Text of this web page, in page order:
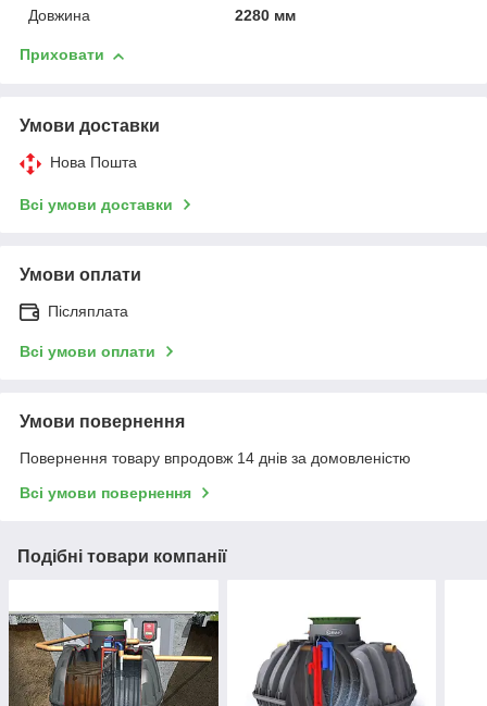
Довжина
2280 мм
Приховати
Умови доставки
Нова Пошта
Всі умови доставки
Умови оплати
Післяплата
Всі умови оплати
Умови повернення
Повернення товару впродовж 14 днів за домовленістю
Всі умови повернення
Подібні товари компанії